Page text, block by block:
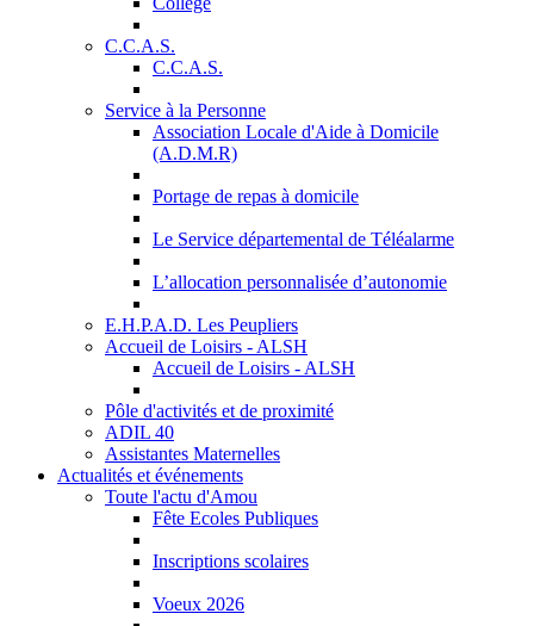
C.C.A.S.
C.C.A.S.
Service à la Personne
Association Locale d'Aide à Domicile
(A.D.M.R)
Portage de repas à domicile
Le Service départemental de Téléalarme
L’allocation personnalisée d’autonomie
E.H.P.A.D. Les Peupliers
Accueil de Loisirs - ALSH
Accueil de Loisirs - ALSH
Pôle d'activités et de proximité
ADIL 40
Assistantes Maternelles
Actualités et événements
Toute l'actu d'Amou
Fête Ecoles Publiques
Inscriptions scolaires
Voeux 2026